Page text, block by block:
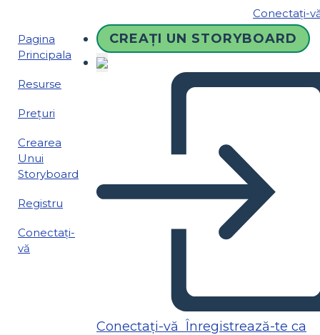
Conectați-
Pagina
Principala
Resurse
Prețuri
Crearea
Unui
Storyboard
Registru
Conectați-
vă
CREAȚI UN STORYBOARD
Conectați-vă Înregistrează-te ca